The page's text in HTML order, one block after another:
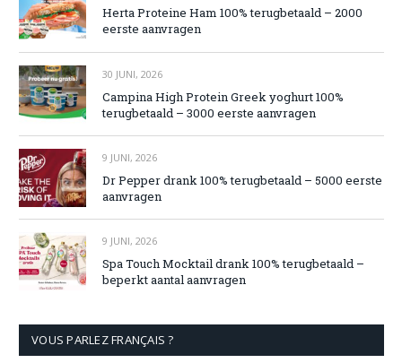
Herta Proteine Ham 100% terugbetaald – 2000
eerste aanvragen
30 JUNI, 2026
Campina High Protein Greek yoghurt 100%
terugbetaald – 3000 eerste aanvragen
9 JUNI, 2026
Dr Pepper drank 100% terugbetaald – 5000 eerste
aanvragen
9 JUNI, 2026
Spa Touch Mocktail drank 100% terugbetaald –
beperkt aantal aanvragen
VOUS PARLEZ FRANÇAIS ?